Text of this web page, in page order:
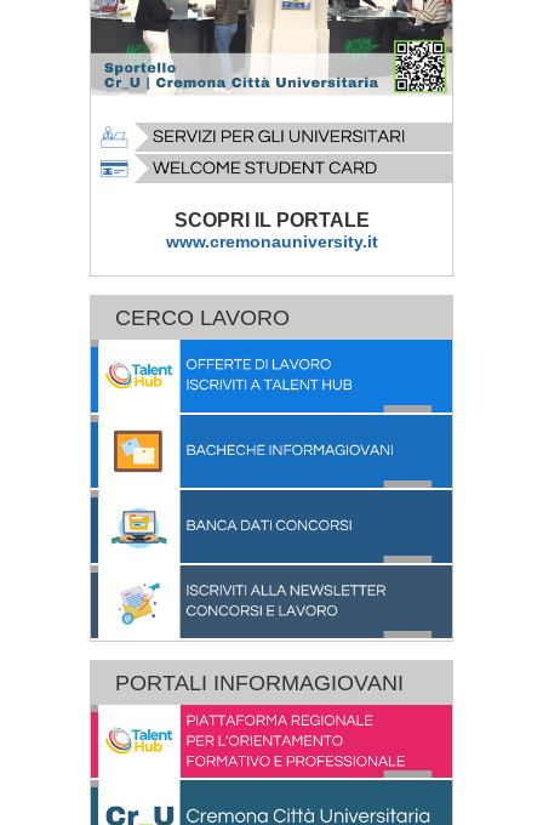
SCOPRI IL PORTALE
www.cremonauniversity.it
CERCO LAVORO
PORTALI INFORMAGIOVANI